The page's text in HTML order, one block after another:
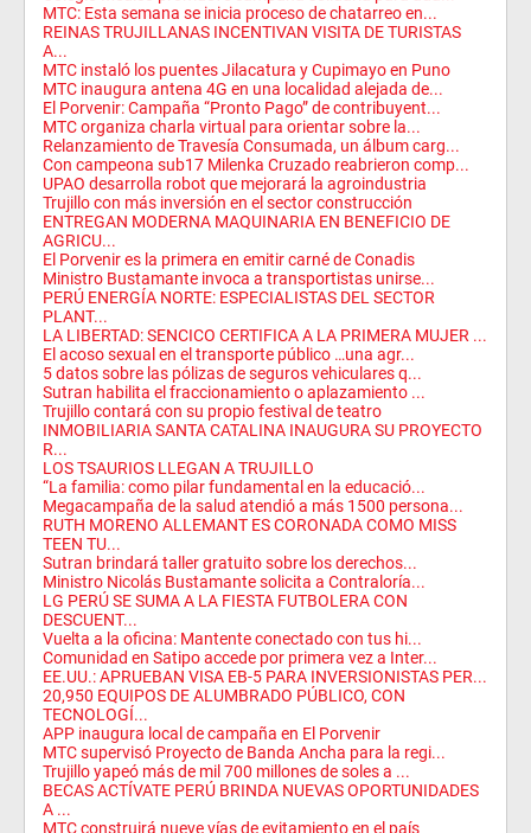
MTC: Esta semana se inicia proceso de chatarreo en...
REINAS TRUJILLANAS INCENTIVAN VISITA DE TURISTAS
A...
MTC instaló los puentes Jilacatura y Cupimayo en Puno
MTC inaugura antena 4G en una localidad alejada de...
El Porvenir: Campaña “Pronto Pago” de contribuyent...
MTC organiza charla virtual para orientar sobre la...
Relanzamiento de Travesía Consumada, un álbum carg...
Con campeona sub17 Milenka Cruzado reabrieron comp...
UPAO desarrolla robot que mejorará la agroindustria
Trujillo con más inversión en el sector construcción
ENTREGAN MODERNA MAQUINARIA EN BENEFICIO DE
AGRICU...
El Porvenir es la primera en emitir carné de Conadis
Ministro Bustamante invoca a transportistas unirse...
PERÚ ENERGÍA NORTE: ESPECIALISTAS DEL SECTOR
PLANT...
LA LIBERTAD: SENCICO CERTIFICA A LA PRIMERA MUJER ...
El acoso sexual en el transporte público …una agr...
5 datos sobre las pólizas de seguros vehiculares q...
Sutran habilita el fraccionamiento o aplazamiento ...
Trujillo contará con su propio festival de teatro
INMOBILIARIA SANTA CATALINA INAUGURA SU PROYECTO
R...
LOS TSAURIOS LLEGAN A TRUJILLO
“La familia: como pilar fundamental en la educació...
Megacampaña de la salud atendió a más 1500 persona...
RUTH MORENO ALLEMANT ES CORONADA COMO MISS
TEEN TU...
Sutran brindará taller gratuito sobre los derechos...
Ministro Nicolás Bustamante solicita a Contraloría...
LG PERÚ SE SUMA A LA FIESTA FUTBOLERA CON
DESCUENT...
Vuelta a la oficina: Mantente conectado con tus hi...
Comunidad en Satipo accede por primera vez a Inter...
EE.UU.: APRUEBAN VISA EB-5 PARA INVERSIONISTAS PER...
20,950 EQUIPOS DE ALUMBRADO PÚBLICO, CON
TECNOLOGÍ...
APP inaugura local de campaña en El Porvenir
MTC supervisó Proyecto de Banda Ancha para la regi...
Trujillo yapeó más de mil 700 millones de soles a ...
BECAS ACTÍVATE PERÚ BRINDA NUEVAS OPORTUNIDADES
A ...
MTC construirá nueve vías de evitamiento en el país